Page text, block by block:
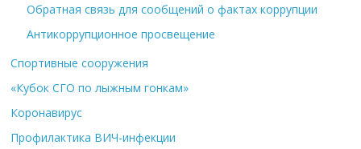
Обратная связь для сообщений о фактах коррупции
Антикоррупционное просвещение
Спортивные сооружения
«Кубок СГО по лыжным гонкам»
Коронавирус
Профилактика ВИЧ-инфекции